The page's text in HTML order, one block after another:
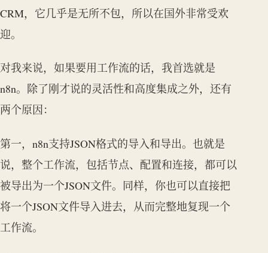
CRM，它几乎是无所不包，所以在国外非常受欢
迎。
对我来说，如果要用工作流的话，我首选就是
n8n。除了刚才说的灵活性和高度集成之外，还有
两个原因：
第一，n8n支持JSON格式的导入和导出。也就是
说，整个工作流，包括节点、配置和连接，都可以
被导出为一个JSON文件。同样，你也可以直接把
将一个JSON文件导入进去，从而完整地复现一个
工作流。